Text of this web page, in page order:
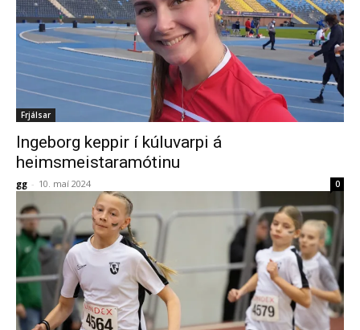
Frjálsar
Ingeborg keppir í kúluvarpi á
heimsmeistaramótinu
gg - 10. maí 2024 0